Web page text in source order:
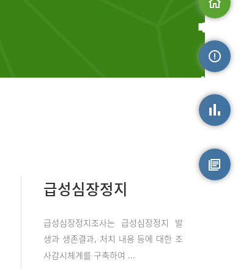
급성심장정지
급성심장정지조사는 급성심장정지 발
생과 생존결과, 처치 내용 등에 대한 조
사감시체계를 구축하여 ...
메인으로
손상정보